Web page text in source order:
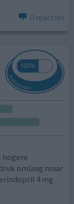
0 reacties
hogere
omlaag maar
4 mg .